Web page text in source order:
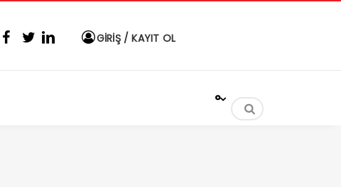
GİRİŞ / KAYIT OL
°